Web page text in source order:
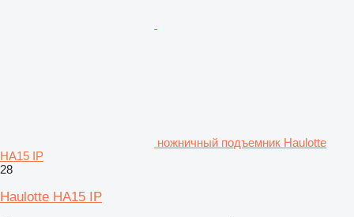
ножничный подъемник Haulotte
HA15 IP
28
Haulotte HA15 IP